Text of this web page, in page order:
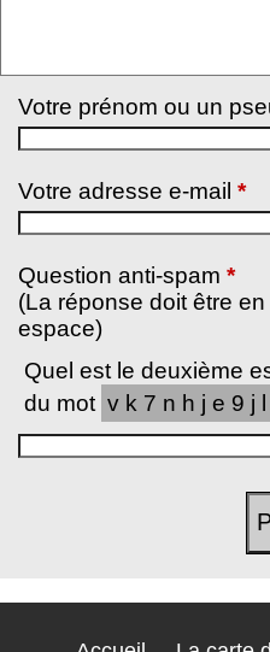
Votre prénom ou un
Votre adresse e-mail *
Question anti-spam *
(La réponse doit être
espace)
Quel est le deuxième
du mot